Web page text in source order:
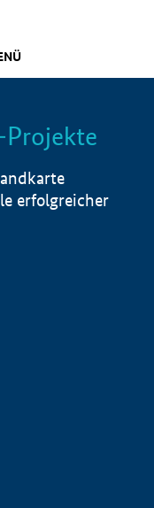
Info
erfolgreicher